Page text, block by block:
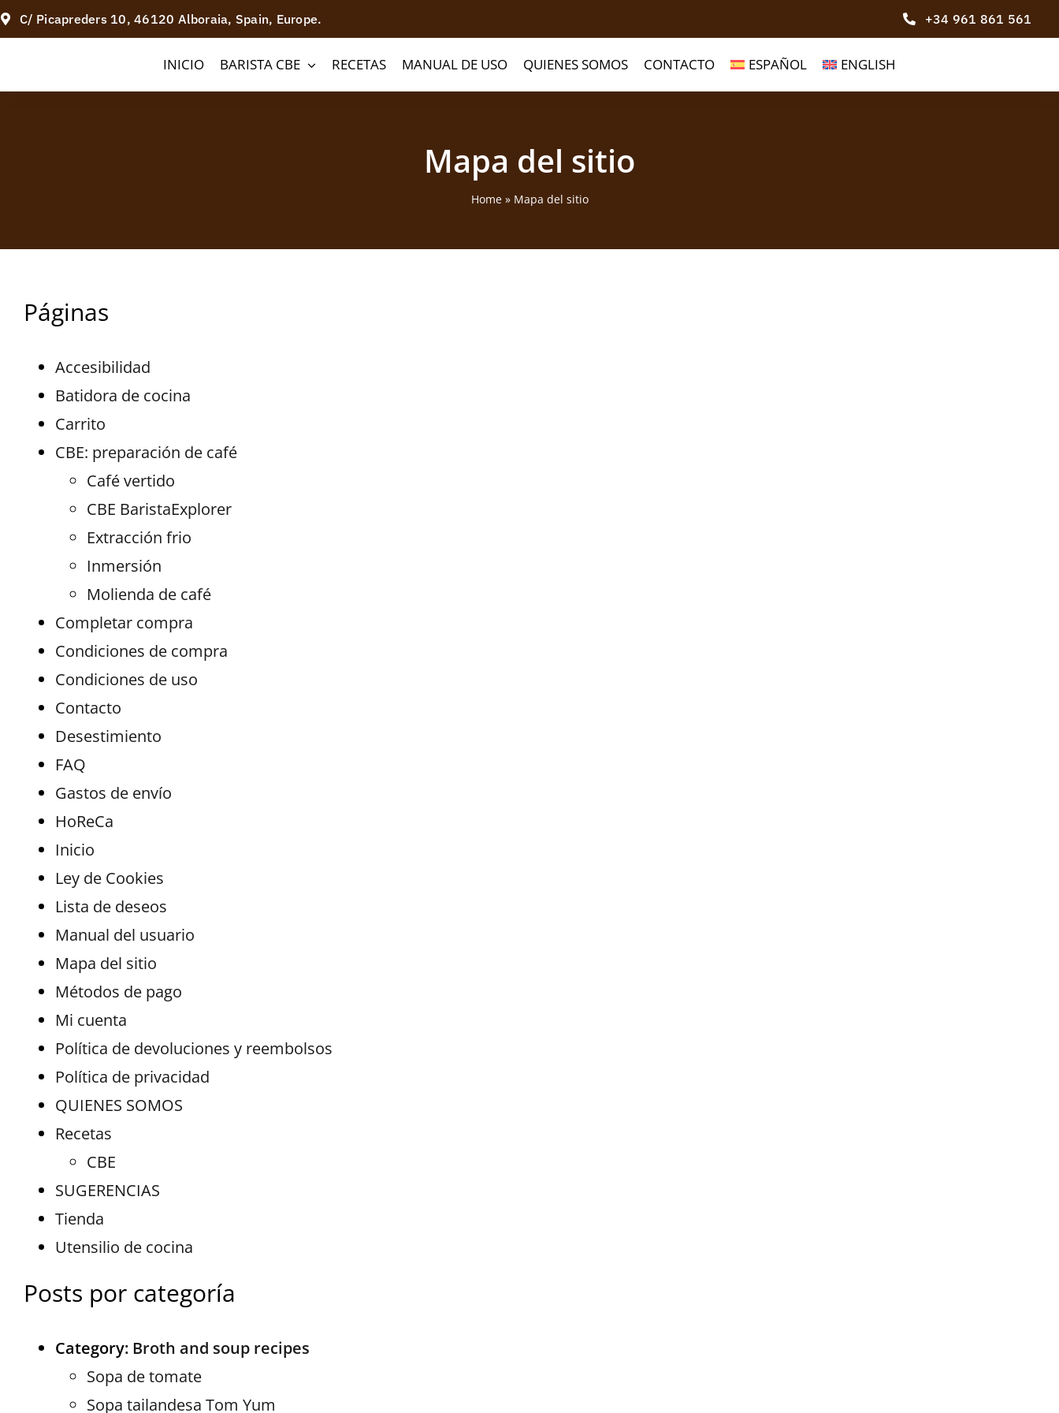
Saltar
al
C/ Picapreders 10, 46120 Alboraia, Spain, Europe. +34 961 861 561
INICIO BARISTA CBE RECETAS MANUAL DE USO QUIENES SOMOS CONTACTO ESPAÑOL ENGLISH
Mapa del sitio
Home» Mapa del sitio
Páginas
Accesibilidad
Batidora de cocina
Carrito
CBE: preparación de café
Café vertido
CBE BaristaExplorer
Extracción frio
Inmersión
Molienda de café
Completar compra
Condiciones de compra
Condiciones de uso
Contacto
Desestimiento
FAQ
Gastos de envío
HoReCa
Inicio
Ley de Cookies
Lista de deseos
Manual del usuario
Mapa del sitio
Métodos de pago
Mi cuenta
Política de devoluciones y reembolsos
Política de privacidad
QUIENES SOMOS
Recetas
CBE
SUGERENCIAS
Tienda
Utensilio de cocina
Posts por categoría
Category: Broth and soup recipes
Sopa de tomate
Sopa tailandesa Tom Yum